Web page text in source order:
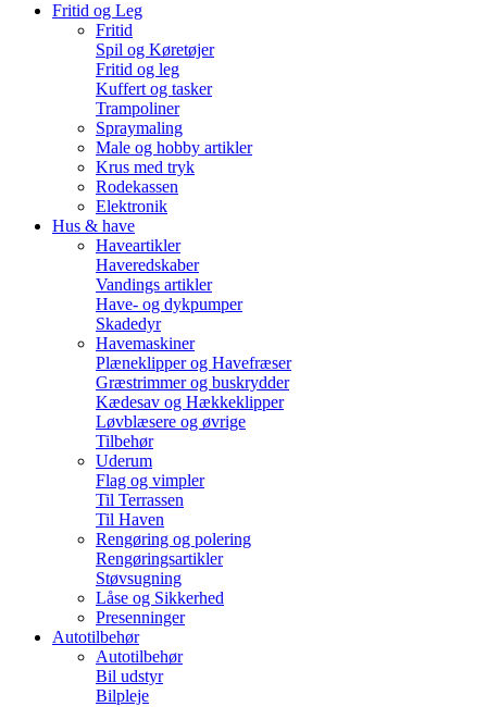
Fritid og Leg
Fritid
Spil og Køretøjer
Fritid og leg
Kuffert og tasker
Trampoliner
Spraymaling
Male og hobby artikler
Krus med tryk
Rodekassen
Elektronik
Hus & have
Haveartikler
Haveredskaber
Vandings artikler
Have- og dykpumper
Skadedyr
Havemaskiner
Plæneklipper og Havefræser
Græstrimmer og buskrydder
Kædesav og Hækkeklipper
Løvblæsere og øvrige
Tilbehør
Uderum
Flag og vimpler
Til Terrassen
Til Haven
Rengøring og polering
Rengøringsartikler
Støvsugning
Låse og Sikkerhed
Presenninger
Autotilbehør
Autotilbehør
Bil udstyr
Bilpleje